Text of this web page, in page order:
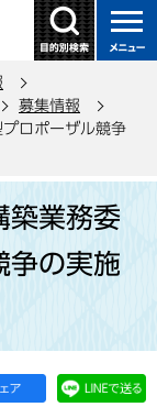
募集情報
ロポーザル競争
築業務委
争の実施